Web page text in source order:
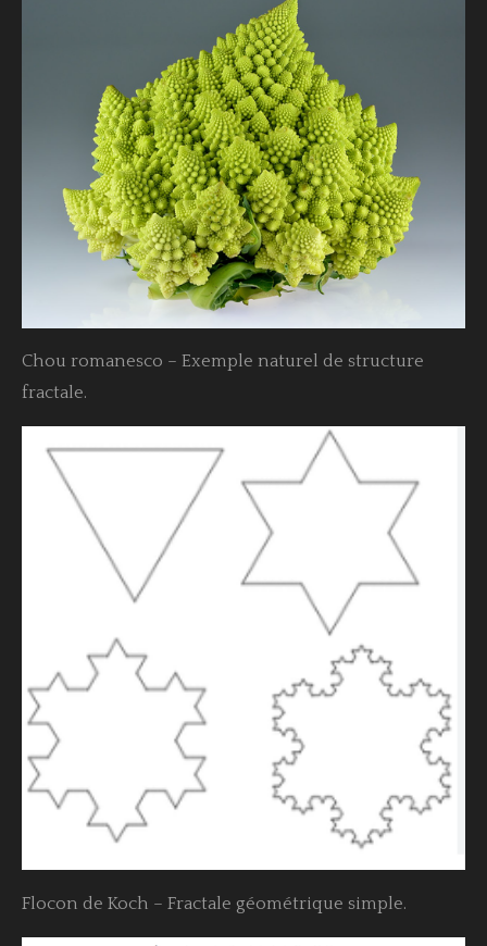
Chou romanesco – Exemple naturel de structure
fractale.
Flocon de Koch – Fractale géométrique simple.